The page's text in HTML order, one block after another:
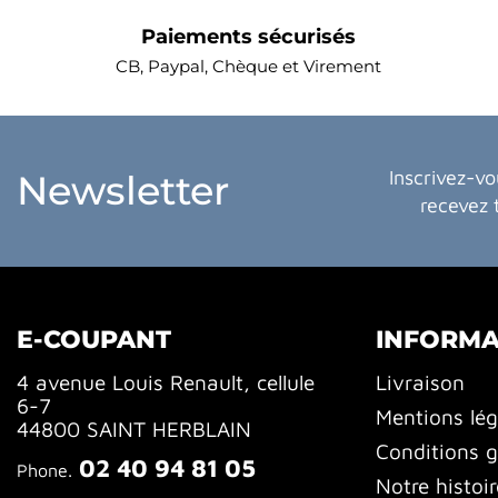
Paiements sécurisés
CB, Paypal, Chèque et Virement
Newsletter
Inscrivez-
recevez
E-COUPANT
4 avenue Louis Renault, cellule
6-7
44800 SAINT HERBLAIN
Phone. 02 40 94 81 05
Livraison
Mentions
Conditions
Notre